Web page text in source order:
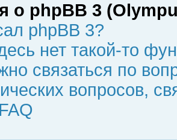
о phpBB 3
phpBB 3?
нет такой-то
связаться по
вопросов,